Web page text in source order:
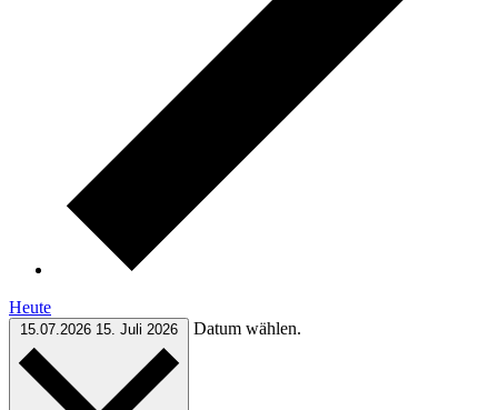
Heute
15.07.2026 15. Juli 2026 Datum wählen.